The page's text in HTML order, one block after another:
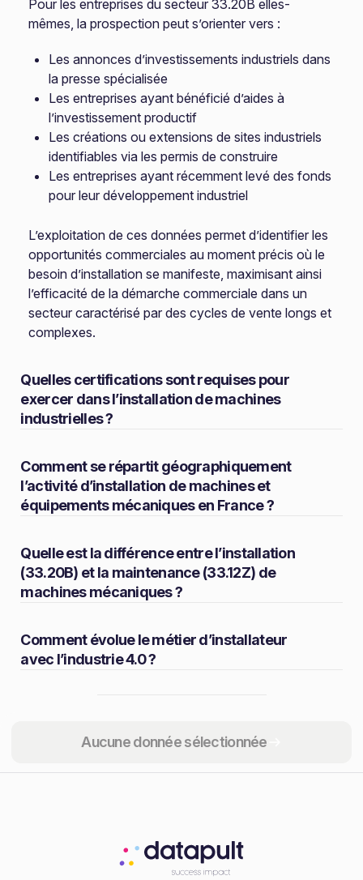
Aucune donnée sélectionnée
Pour les entreprises du secteur 33.20B elles-
mêmes, la prospection peut s’orienter vers :
Les annonces d’investissements industriels dans
la presse spécialisée
Les entreprises ayant bénéficié d’aides à
l’investissement productif
Les créations ou extensions de sites industriels
identifiables via les permis de construire
Les entreprises ayant récemment levé des fonds
pour leur développement industriel
L’exploitation de ces données permet d’identifier les
opportunités commerciales au moment précis où le
besoin d’installation se manifeste, maximisant ainsi
l’efficacité de la démarche commerciale dans un
secteur caractérisé par des cycles de vente longs et
complexes.
Quelles certifications sont requises pour
exercer dans l’installation de machines
industrielles ?
Comment se répartit géographiquement
l’activité d’installation de machines et
équipements mécaniques en France ?
Quelle est la différence entre l’installation
(33.20B) et la maintenance (33.12Z) de
machines mécaniques ?
Comment évolue le métier d’installateur
avec l’industrie 4.0 ?
Partager